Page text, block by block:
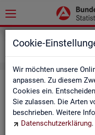
Cookie-
Wir möchten unsere
anpassen. Zu diesem
Cookies ein.
Sie zulassen. Die Arten
beschrieben. Weitere
Datenschutzerklärung.
Die Steck­brie­fe
rech­nung und
tik der Bun­des­agen­tur für